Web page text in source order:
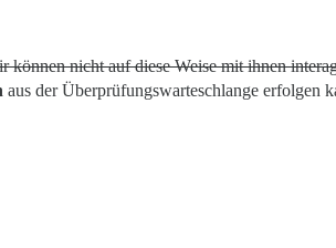
können nicht auf diese Weise mit ihnen
aus der Überprüfungswarteschlange erfolgen